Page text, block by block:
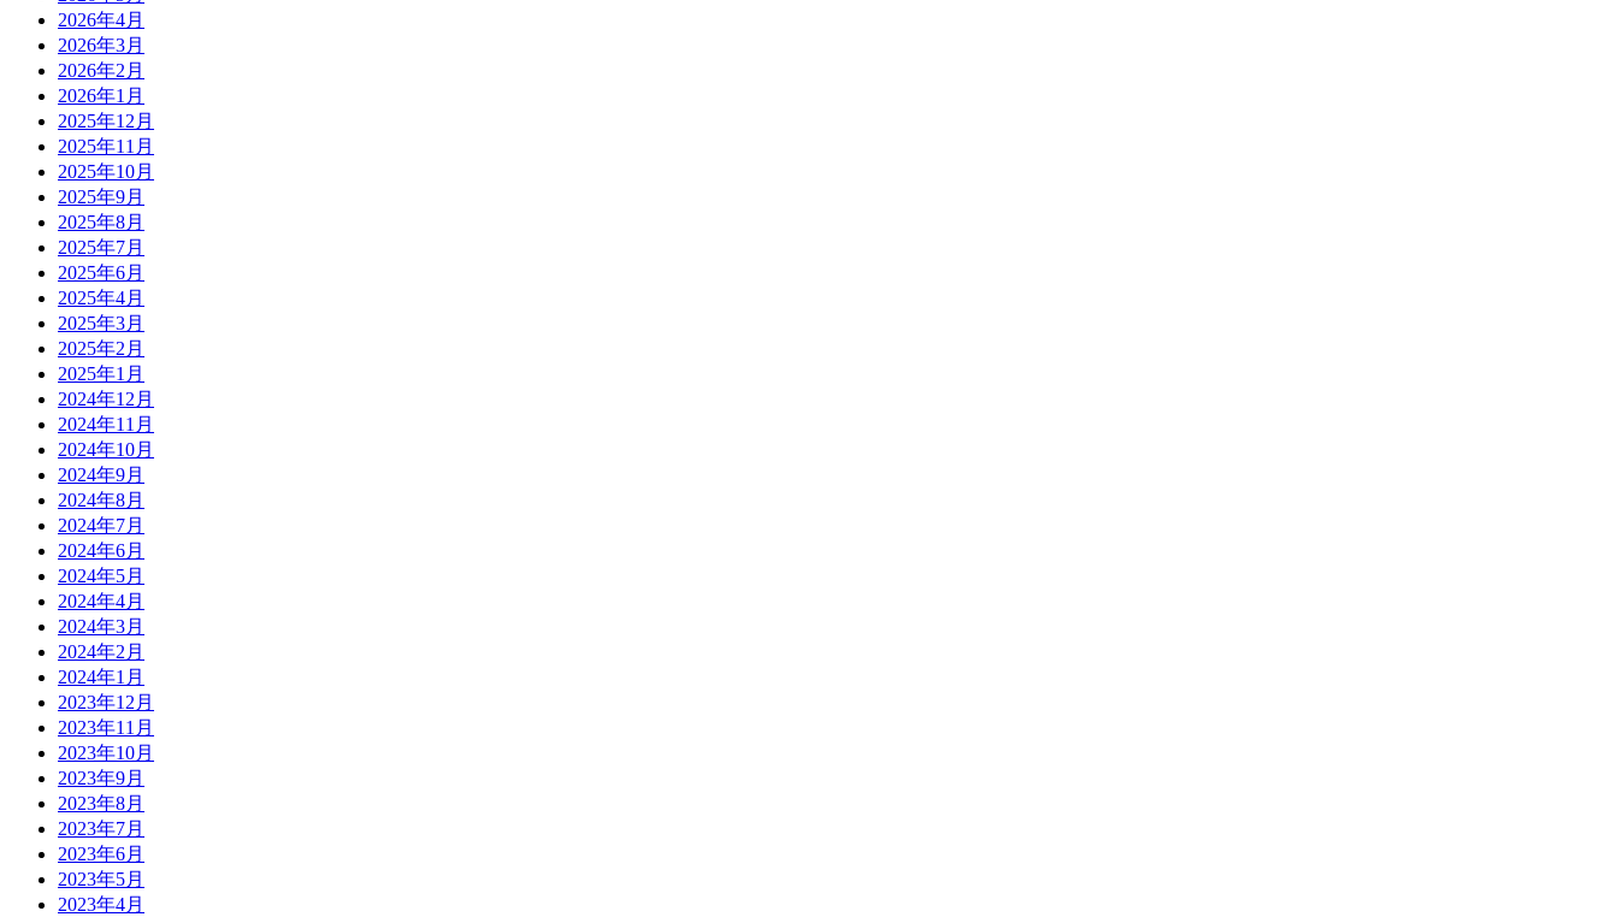
2026年4月
2026年3月
2026年2月
2026年1月
2025年12月
2025年11月
2025年10月
2025年9月
2025年8月
2025年7月
2025年6月
2025年4月
2025年3月
2025年2月
2025年1月
2024年12月
2024年11月
2024年10月
2024年9月
2024年8月
2024年7月
2024年6月
2024年5月
2024年4月
2024年3月
2024年2月
2024年1月
2023年12月
2023年11月
2023年10月
2023年9月
2023年8月
2023年7月
2023年6月
2023年5月
2023年4月